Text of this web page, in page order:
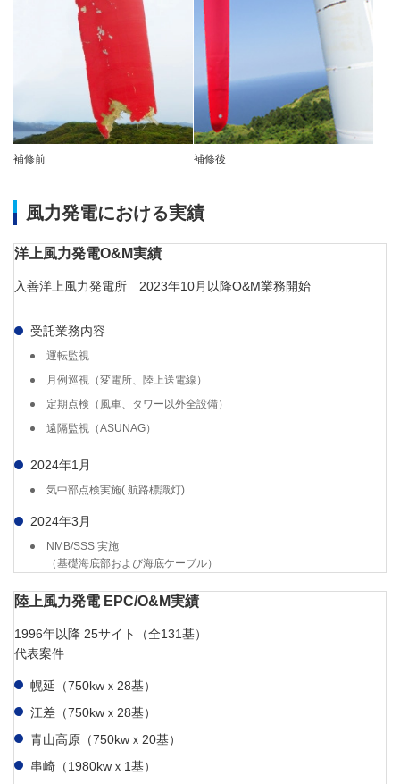
補修前 補修後
風力発電における実績
洋上風力発電O&M実績
入善洋上風力発電所 2023年10月以降O&M業務開始
受託業務内容
運転監視
月例巡視（変電所、陸上送電線）
定期点検（風車、タワー以外全設備）
遠隔監視（ASUNAG）
2024年1月
気中部点検実施( 航路標識灯)
2024年3月
NMB/SSS 実施
（基礎海底部および海底ケーブル）
陸上風力発電 EPC/O&M実績
1996年以降 25サイト（全131基）
代表案件
幌延（750kwｘ28基）
江差（750kwｘ28基）
青山高原（750kwｘ20基）
串崎（1980kwｘ1基）